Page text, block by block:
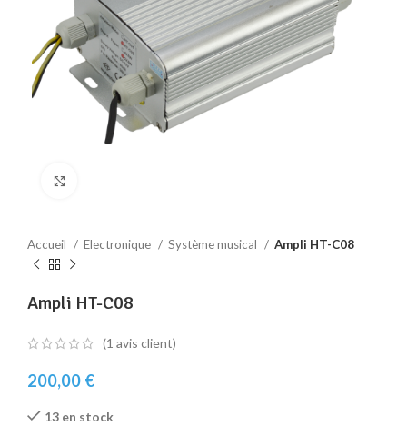
Accueil Electronique Système musical Ampli HT-C08
Ampli HT-C08
(1 avis client)
200,00 €
13 en stock